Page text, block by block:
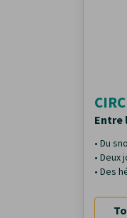
Entre
• Du
• Deux
• Des